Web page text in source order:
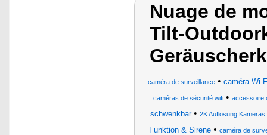
Nuage de
Tilt-
caméra de surveillance • caméra Wi-
caméras de sécurité wifi • accessoire
schwenkbar• 2K Auflösung Kameras
Funktion & Sirene • caméra de